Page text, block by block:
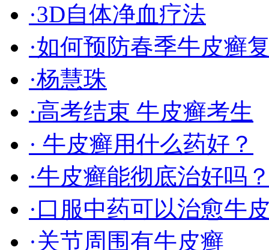
·3D自体净血疗法
·如何预防春季牛皮癣
·杨慧珠
·高考结束 牛皮癣考生
· 牛皮癣用什么药好？
·牛皮癣能彻底治好吗
·口服中药可以治愈牛
·关节周围有牛皮癣